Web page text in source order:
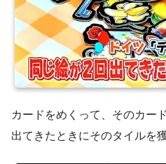
カードをめくって、そのカー
出てきたときにそのタイルを